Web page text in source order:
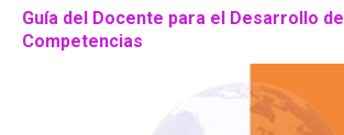
Guía del Docente para el Desarrollo de
Competencias